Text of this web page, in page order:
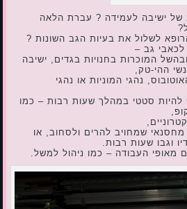
ישיבה לעמידה ? עברת הלאה
לשלול את בעיות הגב השונות ?
לכאבי גב –
המוכרות בחנויות בגדים, ישיבה
ההי-טק,
נהגי המוניות או נהגי
סטטי במהלך שעות רבות – כמו
שמחויב להרים ולסחוב, או
וגבו שעות רבות.
מאופי העבודה – כמו ניהול למשל.